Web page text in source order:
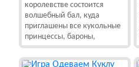
королевстве состоится
волшебный бал, куда
приглашены все кукольные
принцессы, бароны,